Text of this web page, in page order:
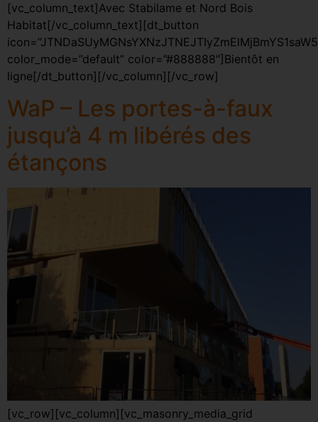
[vc_column_text]Avec Stabilame et Nord Bois
Habitat[/vc_column_text][dt_button
color_mode=”default” color=”#888888″]Bientôt en
ligne[/dt_button][/vc_column][/vc_row]
WaP – Les portes-à-faux
jusqu’à 4 m libérés des
étançons
[vc_row][vc_column][vc_masonry_media_grid